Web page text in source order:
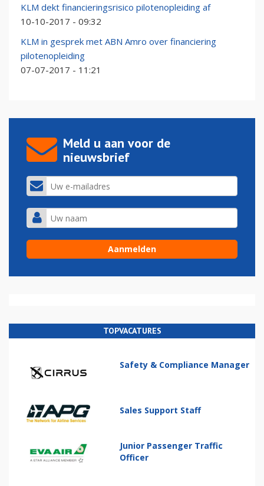
KLM dekt financieringsrisico pilotenopleiding af
10-10-2017 - 09:32
KLM in gesprek met ABN Amro over financiering
pilotenopleiding
07-07-2017 - 11:21
Meld u aan voor de
nieuwsbrief
TOPVACATURES
Safety & Compliance Manager
Sales Support Staff
Junior Passenger Traffic
Officer